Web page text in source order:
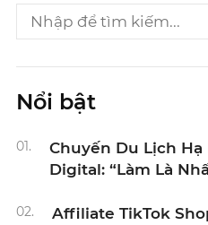
Nổi bật
01.
Chuyến Du Lịch Hạ
Digital: “Làm Là
02.
Affiliate TikTok